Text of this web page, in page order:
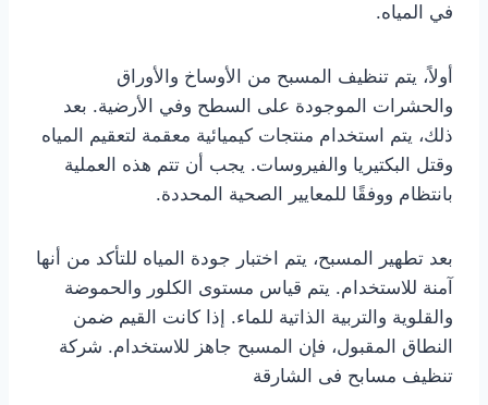
في المياه.
أولاً، يتم تنظيف المسبح من الأوساخ والأوراق
والحشرات الموجودة على السطح وفي الأرضية. بعد
ذلك، يتم استخدام منتجات كيميائية معقمة لتعقيم المياه
وقتل البكتيريا والفيروسات. يجب أن تتم هذه العملية
بانتظام ووفقًا للمعايير الصحية المحددة.
بعد تطهير المسبح، يتم اختبار جودة المياه للتأكد من أنها
آمنة للاستخدام. يتم قياس مستوى الكلور والحموضة
والقلوية والتربية الذاتية للماء. إذا كانت القيم ضمن
النطاق المقبول، فإن المسبح جاهز للاستخدام. شركة
تنظيف مسابح فى الشارقة